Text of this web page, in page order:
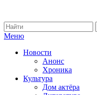
Меню
Новости
Анонс
Хроника
Культура
Дом актёра